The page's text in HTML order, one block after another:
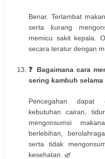
Benar. Terlambat
serta kurang
memicu sakit kepala.
secara teratur dengan
❓ Bagaimana cara
sering kambuh
Pencegahan dapat
kebutuhan cairan,
mengonsumsi
berlebihan,
serta tidak
kesehatan. 🌿